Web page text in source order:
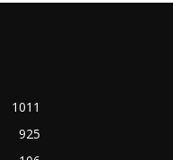
1011
925